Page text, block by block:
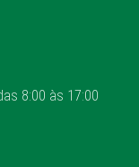
8:00 às 17:00